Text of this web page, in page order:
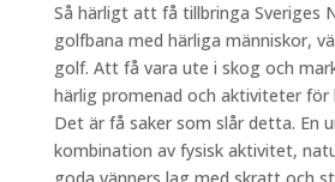
Så härligt att få tillbringa Sveriges
golfbana med härliga människor,
golf. Att få vara ute i skog och
härlig promenad och aktiviteter för
Det är få saker som slår detta. En
kombination av fysisk aktivitet,